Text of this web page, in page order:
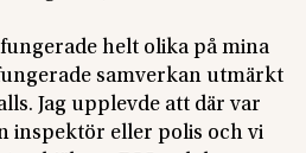
helt olika på mina
samverkan utmärkt
Jag upplevde att där var
inspektör eller polis och vi